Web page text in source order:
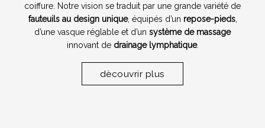
coiffure. Notre vision se traduit par une grande variété de
fauteuils au design unique, équipés d’un repose-pieds,
d’une vasque réglable et d’un système de massage
innovant de drainage lymphatique.
dècouvrir plus